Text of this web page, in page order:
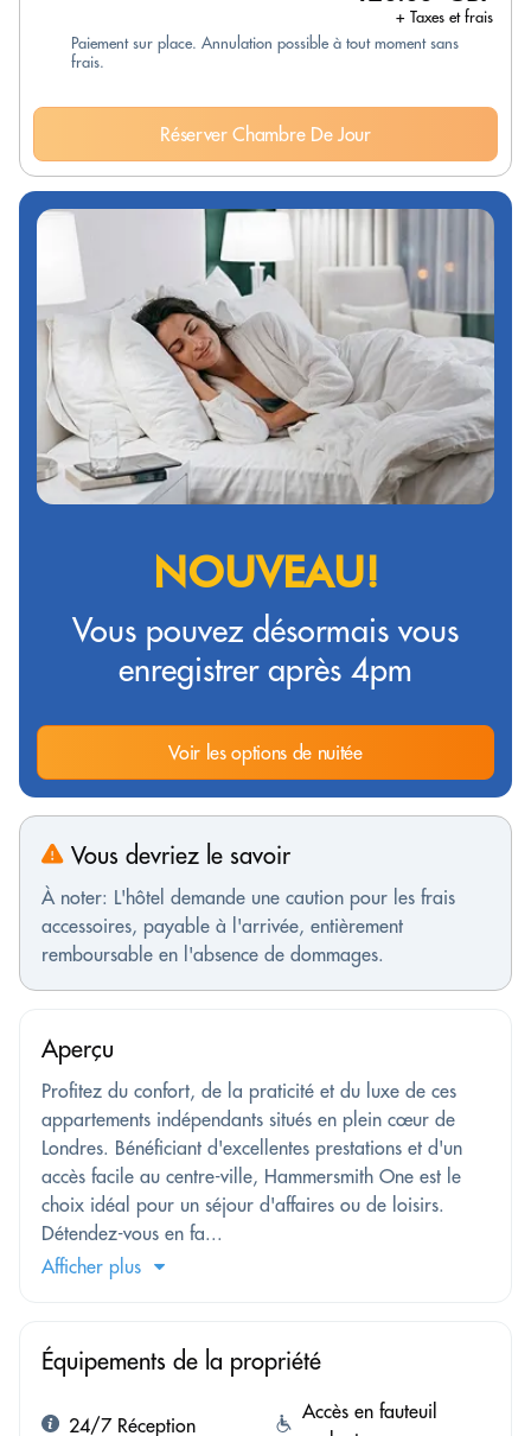
+ Taxes et frais
Paiement sur place. Annulation possible à tout moment sans
frais.
Réserver Chambre De Jour
NOUVEAU!
Vous pouvez désormais vous
enregistrer après 4pm
Voir les options de nuitée
Vous devriez le savoir
À noter: L'hôtel demande une caution pour les frais
accessoires, payable à l'arrivée, entièrement
remboursable en l'absence de dommages.
Aperçu
Profitez du confort, de la praticité et du luxe de ces
appartements indépendants situés en plein cœur de
Londres. Bénéficiant d'excellentes prestations et d'un
accès facile au centre-ville, Hammersmith One est le
choix idéal pour un séjour d'affaires ou de loisirs.
Détendez-vous en fa...
Afficher plus
Équipements de la propriété
24/7 Réception
Accès en fauteuil